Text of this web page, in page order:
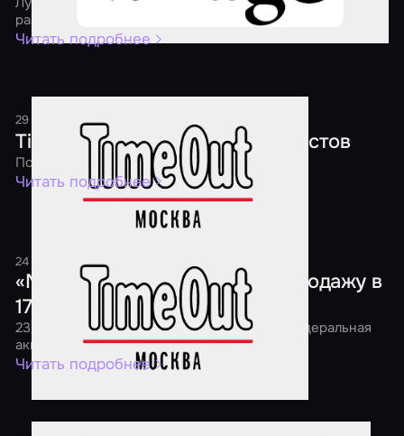
раздадут скидки уже четвертый год подряд
Читать подробнее
29 декабря 2018
Time Out: Новый год в мире квестов
Подарки каждому игроку!
Читать подробнее
24 ноября 20181 минута
«Мир Квестов» проведет распродажу в
17 городах страны
23 ноября в 7:00 утра в России начнется федеральная
акция «Black Friday Квесты 2018»
Читать подробнее